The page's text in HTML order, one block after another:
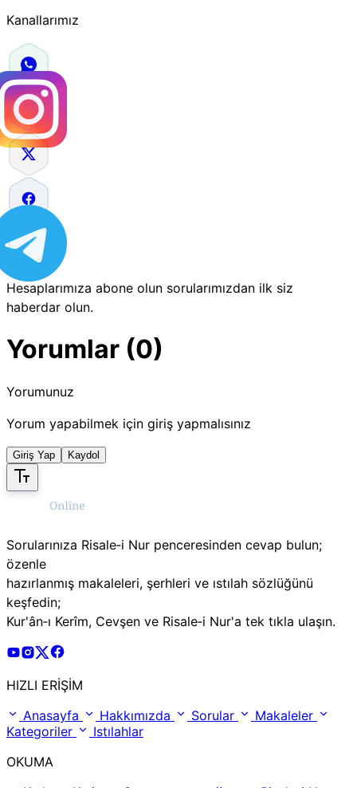
Kanallarımız
Hesaplarımıza abone olun sorularımızdan ilk siz
haberdar olun.
Yorumlar (0)
Yorumunuz
Yorum yapabilmek için giriş yapmalısınız
Giriş Yap Kaydol
Sorularınıza Risale‑i Nur penceresinden cevap bulun;
özenle
hazırlanmış makaleleri, şerhleri ve ıstılah sözlüğünü
keşfedin;
Kur'ân‑ı Kerîm, Cevşen ve Risale‑i Nur'a tek tıkla ulaşın.
Risale Online Youtube Hesabı
Risale Online Instagram Hesabı
Risale Online X Hesabı
HIZLI ERİŞİM
Anasayfa
Hakkımızda Sorular
Makaleler
Kategoriler
Istılahlar
OKUMA